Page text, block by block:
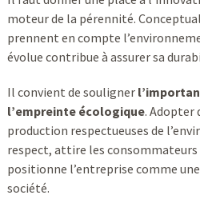
moteur de la pérennité.
prennent en compte
évolue contribue à assurer sa
Il convient de souligner
l’empreinte écologique. Adopter
production respectueuses de
respect, attire les consommateurs
positionne l’entreprise comme
société.